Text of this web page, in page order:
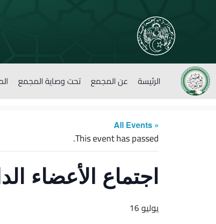
الرئيسة عن المجمع تحت وصاية المجمع
« All Events
This event has passed.
اجتماع الأعضاء
يوليو 16